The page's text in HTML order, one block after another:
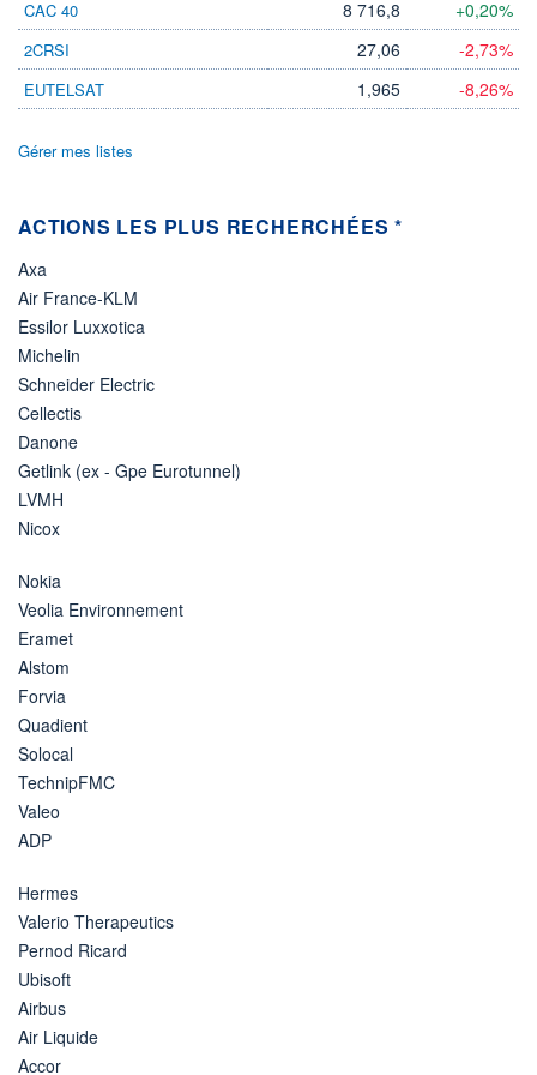
0,00 EUR
DIVIDENDE
-
Non éligible
+ PORTEFEUILLE
CAC 40 8 716,8 +0,20%
2CRSI 27,06 -2,73%
EUTELSAT 1,965 -8,26%
Gérer mes listes
ACTIONS LES PLUS RECHERCHÉES *
Axa
Air France-KLM
Essilor Luxxotica
Michelin
Schneider Electric
Cellectis
Danone
Getlink (ex - Gpe Eurotunnel)
LVMH
Nicox
Nokia
Veolia Environnement
Eramet
Alstom
Forvia
Quadient
Solocal
TechnipFMC
Valeo
ADP
Hermes
Valerio Therapeutics
Pernod Ricard
Ubisoft
Airbus
Air Liquide
Accor